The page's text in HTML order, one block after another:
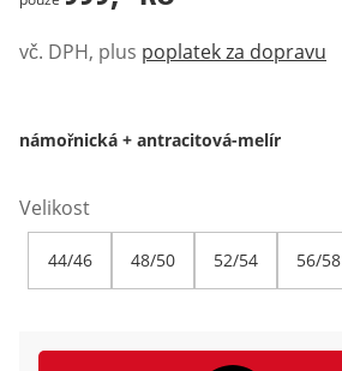
vč. DPH, plus poplatek za dopravu
námořnická + antracitová-melír
Velikost
44/46 48/50 52/54 56/58